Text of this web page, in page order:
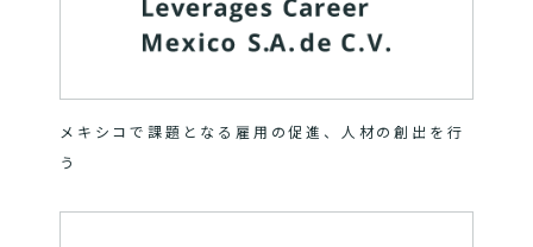
メキシコで課題となる雇用の促進、人材の創出を行
う